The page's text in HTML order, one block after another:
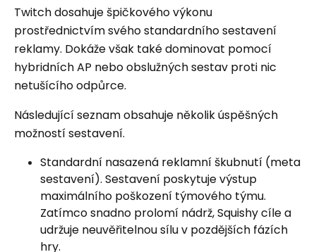
Twitch dosahuje špičkového výkonu
prostřednictvím svého standardního sestavení
reklamy. Dokáže však také dominovat pomocí
hybridních AP nebo obslužných sestav proti nic
netušícího odpůrce.
Následující seznam obsahuje několik úspěšných
možností sestavení.
Standardní nasazená reklamní škubnutí (meta
sestavení). Sestavení poskytuje výstup
maximálního poškození týmového týmu.
Zatímco snadno prolomí nádrž, Squishy cíle a
udržuje neuvěřitelnou sílu v pozdějších fázích
hry.